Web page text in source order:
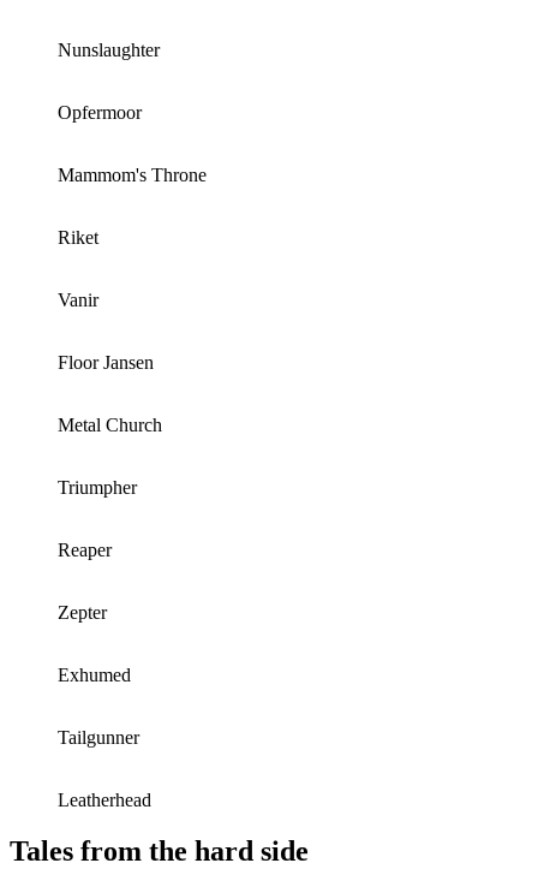
Nunslaughter
Opfermoor
Mammom's Throne
Riket
Vanir
Floor Jansen
Metal Church
Triumpher
Reaper
Zepter
Exhumed
Tailgunner
Leatherhead
Tales from the hard side